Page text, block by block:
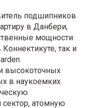
подшипников
в Данбери,
мощности
так и
высокоточных
в наукоемких
атомную